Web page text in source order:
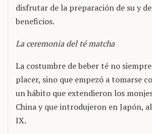
disfrutar de la preparación de su y
beneficios.
La ceremonia del té matcha
La costumbre de beber té no
placer, sino que empezó a tomarse
un hábito que extendieron los
China y que introdujeron en Japón,
IX.